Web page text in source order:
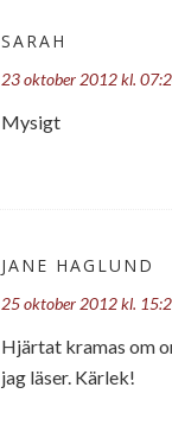
SARAH
23 oktober 2012 kl.
Mysigt
JANE HAGLUND
25 oktober 2012 kl.
Hjärtat kramas om
jag läser. Kärlek!